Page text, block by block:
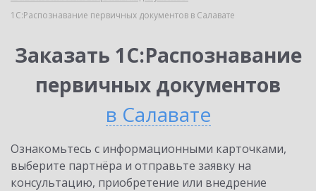
1С:Распознавание первичных документов в Салавате
Заказать 1С:Распознавание
первичных документов
в Салавате
Ознакомьтесь с информационными карточками,
выберите партнёра и отправьте заявку на
консультацию, приобретение или внедрение